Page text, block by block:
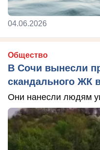
04.06.2026
Общество
В Сочи вынесли
скандального ЖК
Они нанесли людям